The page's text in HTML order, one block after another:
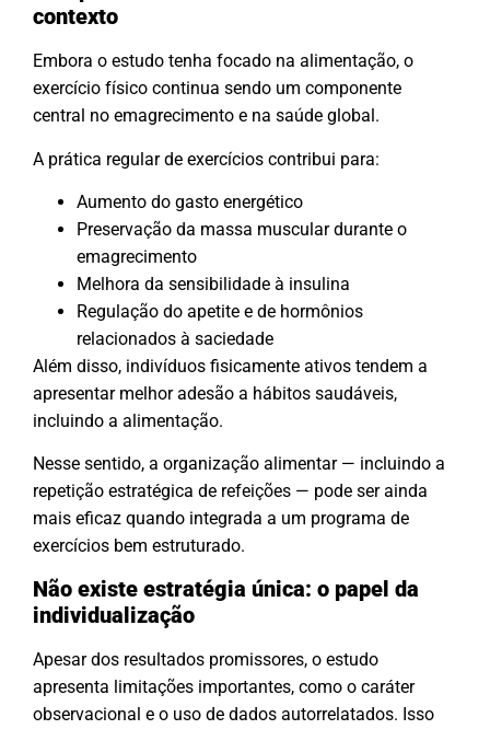
contexto
Embora o estudo tenha focado na alimentação, o
exercício físico continua sendo um componente
central no emagrecimento e na saúde global.
A prática regular de exercícios contribui para:
Aumento do gasto energético
Preservação da massa muscular durante o
emagrecimento
Melhora da sensibilidade à insulina
Regulação do apetite e de hormônios
relacionados à saciedade
Além disso, indivíduos fisicamente ativos tendem a
apresentar melhor adesão a hábitos saudáveis,
incluindo a alimentação.
Nesse sentido, a organização alimentar — incluindo a
repetição estratégica de refeições — pode ser ainda
mais eficaz quando integrada a um programa de
exercícios bem estruturado.
Não existe estratégia única: o papel da
individualização
Apesar dos resultados promissores, o estudo
apresenta limitações importantes, como o caráter
observacional e o uso de dados autorrelatados. Isso